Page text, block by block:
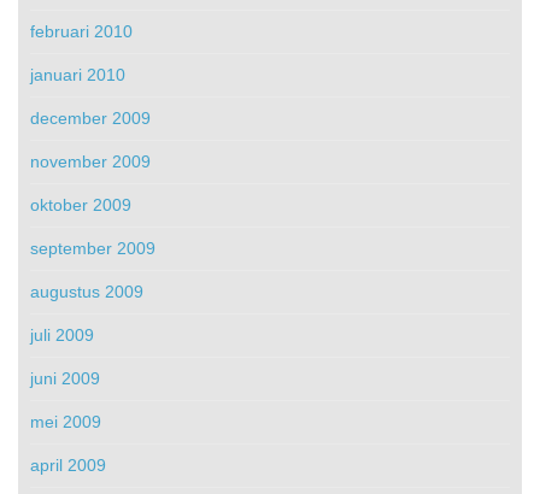
februari 2010
januari 2010
december 2009
november 2009
oktober 2009
september 2009
augustus 2009
juli 2009
juni 2009
mei 2009
april 2009